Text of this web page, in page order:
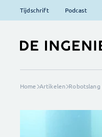
Tijdschrift Podcast
Home Artikelen